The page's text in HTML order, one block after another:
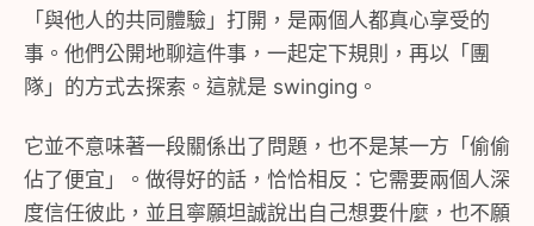
「與他人的共同體驗」打開，是兩個人都真心享受的
事。他們公開地聊這件事，一起定下規則，再以「團
隊」的方式去探索。這就是 swinging。
它並不意味著一段關係出了問題，也不是某一方「偷偷
佔了便宜」。做得好的話，恰恰相反：它需要兩個人深
度信任彼此，並且寧願坦誠說出自己想要什麼，也不願